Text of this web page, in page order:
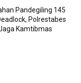
Pandegiling 145
Polrestabes
Kamtibmas